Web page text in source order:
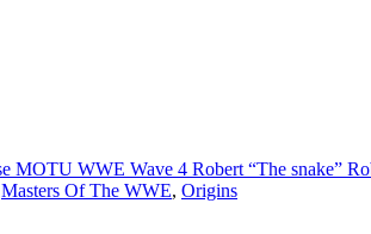
Masters Of The WWE, Origins